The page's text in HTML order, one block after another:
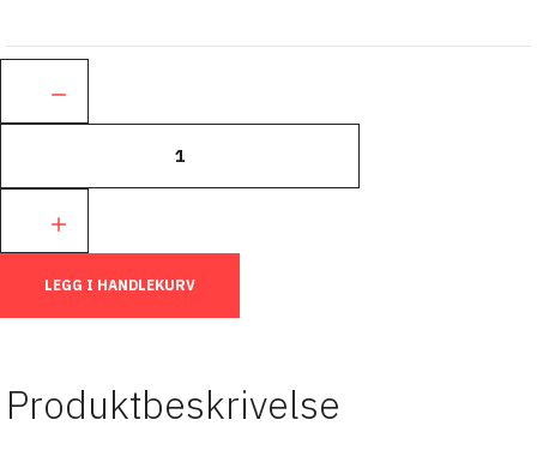
LEGG I HANDLEKURV
Produktbeskrivelse